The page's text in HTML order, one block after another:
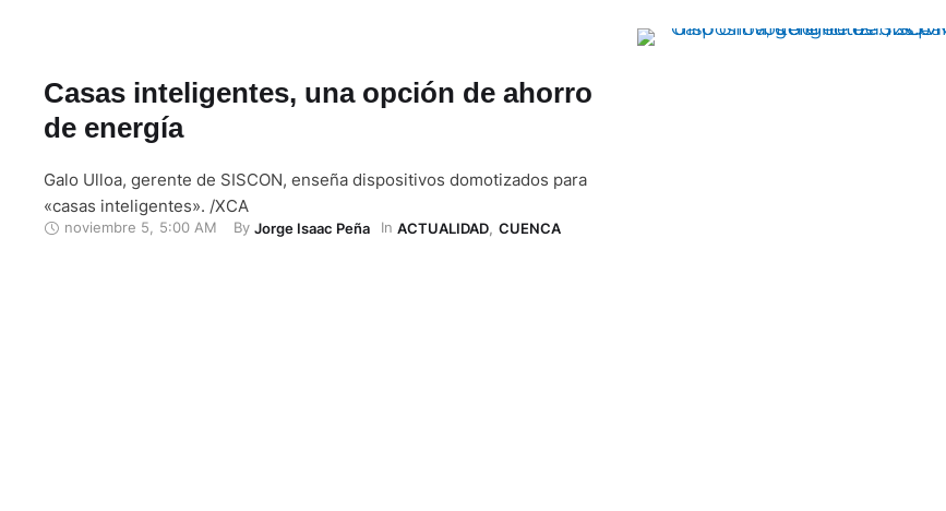
Casas inteligentes, una opción de ahorro
de energía
Galo Ulloa, gerente de SISCON, enseña dispositivos domotizados para
«casas inteligentes». /XCA
noviembre 5 5:00 AM By Jorge Isaac Peña In ACTUALIDAD, CUENCA